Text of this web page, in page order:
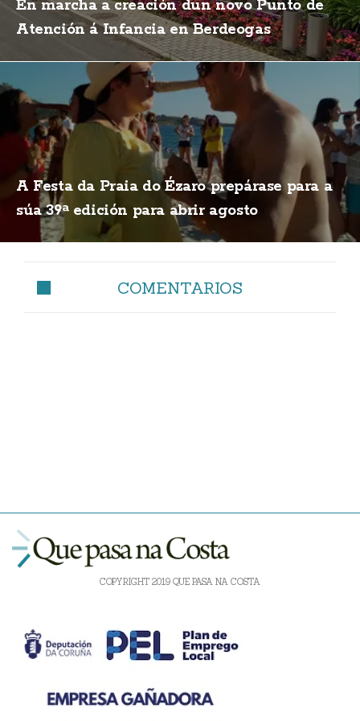
En marcha a creación dun novo Punto de
Atención á Infancia en Berdeogas
A Festa da Praia do Ézaro prepárase para a
súa 39ª edición para abrir agosto
COMENTARIOS
COPYRIGHT 2019 QUE PASA NA COSTA